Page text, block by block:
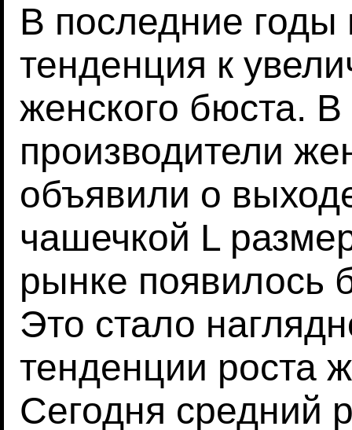
В последние годы
тенденция к
женского бюста. В
производители
объявили о
чашечкой L
рынке появилось
Это стало
тенденции роста
Сегодня средний